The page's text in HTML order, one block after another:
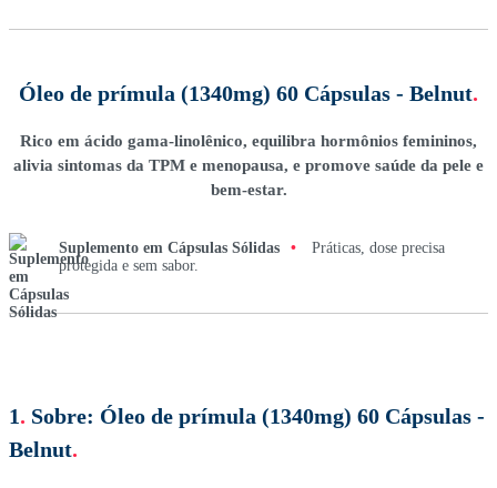
Óleo de prímula (1340mg) 60 Cápsulas - Belnut.
Rico em ácido gama-linolênico, equilibra hormônios femininos,
alivia sintomas da TPM e menopausa, e promove saúde da pele e
bem-estar.
Suplemento em Cápsulas Sólidas •
Práticas, dose precisa
protegida e sem sabor.
1. Sobre: Óleo de prímula (1340mg) 60 Cápsulas -
Belnut.